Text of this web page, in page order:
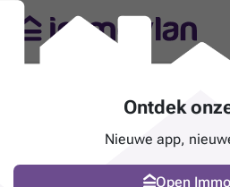
Ontdek
Nieuwe app,
Open